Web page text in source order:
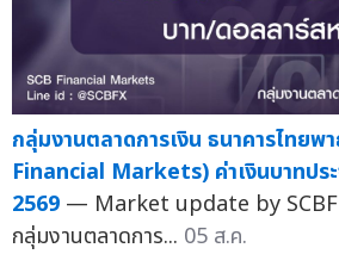
กลุ่มงานตลาดการเงิน ธนาคารไทยพ
Financial Markets) ค่าเงินบาทปร
2569 — Market update by
กลุ่มงานตลาดการ... 05 ส.ค.